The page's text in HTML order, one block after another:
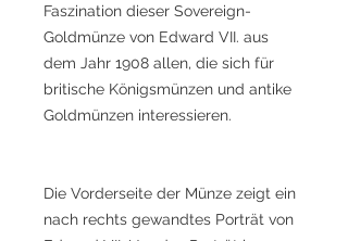
Faszination dieser Sovereign-
Goldmünze von Edward VII. aus
dem Jahr 1908 allen, die sich für
britische Königsmünzen und antike
Goldmünzen interessieren.
Die Vorderseite der Münze zeigt ein
nach rechts gewandtes Porträt von